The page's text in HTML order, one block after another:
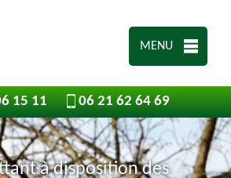
MENU
15 11 06 21 62 64 69
à disposition des